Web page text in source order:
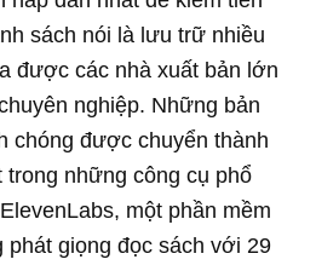
sách nói là lưu trữ nhiều
được các nhà xuất bản lớn
nghiệp. Những bản
chóng được chuyển thành
trong những công cụ phổ
một phần mềm
phát giọng đọc sách với 29